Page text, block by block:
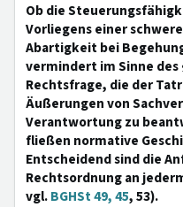
Ob die
Vorliegens einer
Abartigkeit bei
vermindert im Sinne des
Rechtsfrage, die der
Äußerungen von
Verantwortung zu
fließen normative
Entscheidend sind die
Rechtsordnung an
vgl.BGHSt 49, 45, 53).